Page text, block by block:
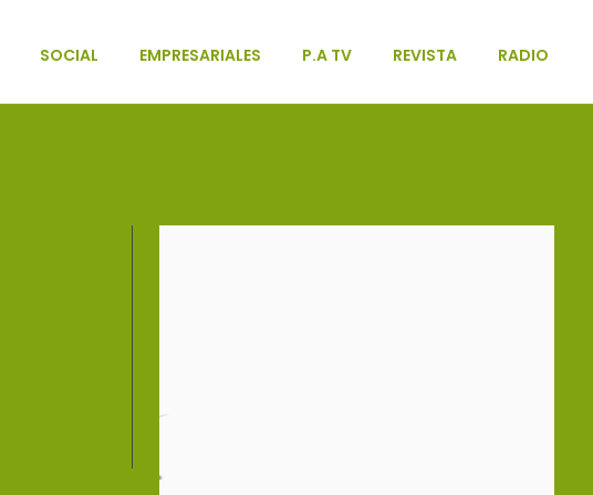
SOCIAL EMPRESARIALES P.A TV REVISTA RADIO